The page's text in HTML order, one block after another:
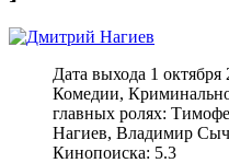
Дата выхода 1
Комедии,
главных ролях:
Нагиев, Владимир
Кинопоиска: 5.3